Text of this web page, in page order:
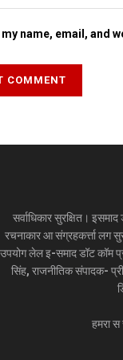
my name, email, and
सर्वाधिकार सुरक्षित।
रचनाकार आ संग्रहकर्त्ता लग
उपयोग लेल इ-समाद डॉट
सिंह, राजनीतिक संपादक-
हमरा